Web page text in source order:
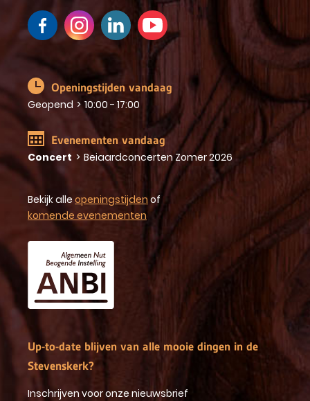
Openingstijden vandaag
Geopend > 10:00 - 17:00
Evenementen vandaag
Concert > Beiaardconcerten Zomer 2026
Bekijk alle openingstijden of
komende evenementen
Up-to-date blijven van alle mooie dingen in de
Stevenskerk?
Inschrijven voor onze nieuwsbrief